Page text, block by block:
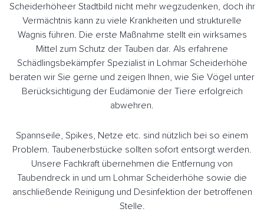
Scheiderhöheer Stadtbild nicht mehr wegzudenken, doch ihr
Vermächtnis kann zu viele Krankheiten und strukturelle
Wagnis führen. Die erste Maßnahme stellt ein wirksames
Mittel zum Schutz der Tauben dar. Als erfahrene
Schädlingsbekämpfer Spezialist in Lohmar Scheiderhöhe
beraten wir Sie gerne und zeigen Ihnen, wie Sie Vögel unter
Berücksichtigung der Eudämonie der Tiere erfolgreich
abwehren.
Spannseile, Spikes, Netze etc. sind nützlich bei so einem
Problem. Taubenerbstücke sollten sofort entsorgt werden.
Unsere Fachkraft übernehmen die Entfernung von
Taubendreck in und um Lohmar Scheiderhöhe sowie die
anschließende Reinigung und Desinfektion der betroffenen
Stelle.